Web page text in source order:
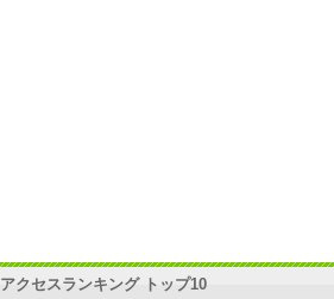
アクセスランキング トップ10